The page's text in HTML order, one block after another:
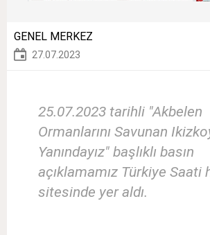
GENEL MERKEZ
27.07.2023
25.07.2023 tarihli "Akbelen
Ormanlarını Savunan
Yanındayız" başlıklı basın
açıklamamız Türkiye Saati
sitesinde yer aldı.